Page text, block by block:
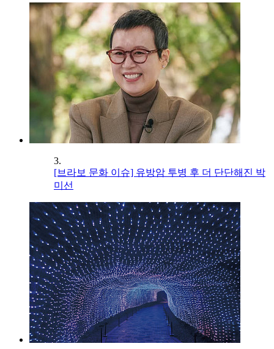
3.
[브라보 문화 이슈] 유방암 투병 후 더 단단해진 박
미선